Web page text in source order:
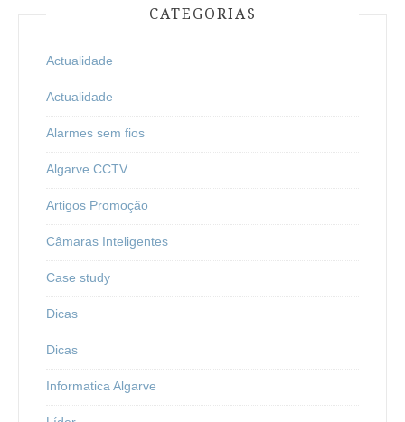
CATEGORIAS
Actualidade
Actualidade
Alarmes sem fios
Algarve CCTV
Artigos Promoção
Câmaras Inteligentes
Case study
Dicas
Dicas
Informatica Algarve